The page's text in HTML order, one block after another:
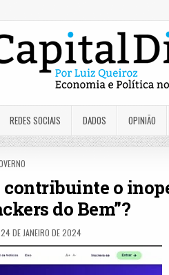
REDES SOCIAIS DADOS OPINIÃO
contribuinte o
do Bem”?
DE JANEIRO DE 2024